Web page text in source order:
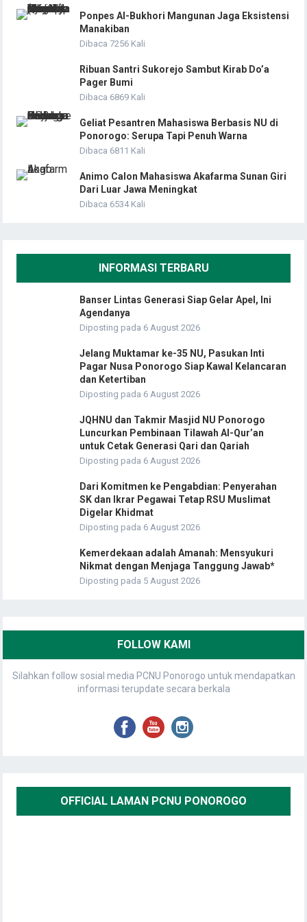
Ponpes Al-Bukhori Mangunan Jaga Eksistensi
Manakiban
Dibaca 7256 Kali
Ribuan Santri Sukorejo Sambut Kirab Do’a
Pager Bumi
Dibaca 6869 Kali
Geliat Pesantren Mahasiswa Berbasis NU di
Ponorogo: Serupa Tapi Penuh Warna
Dibaca 6811 Kali
Animo Calon Mahasiswa Akafarma Sunan Giri
Dari Luar Jawa Meningkat
Dibaca 6534 Kali
INFORMASI TERBARU
Banser Lintas Generasi Siap Gelar Apel, Ini
Agendanya
Diposting pada 6 August 2026
Jelang Muktamar ke-35 NU, Pasukan Inti
Pagar Nusa Ponorogo Siap Kawal Kelancaran
dan Ketertiban
Diposting pada 6 August 2026
JQHNU dan Takmir Masjid NU Ponorogo
Luncurkan Pembinaan Tilawah Al-Qur’an
untuk Cetak Generasi Qari dan Qariah
Diposting pada 6 August 2026
Dari Komitmen ke Pengabdian: Penyerahan
SK dan Ikrar Pegawai Tetap RSU Muslimat
Digelar Khidmat
Diposting pada 6 August 2026
Kemerdekaan adalah Amanah: Mensyukuri
Nikmat dengan Menjaga Tanggung Jawab*
Diposting pada 5 August 2026
FOLLOW KAMI
Silahkan follow sosial media PCNU Ponorogo untuk mendapatkan
informasi terupdate secara berkala
OFFICIAL LAMAN PCNU PONOROGO